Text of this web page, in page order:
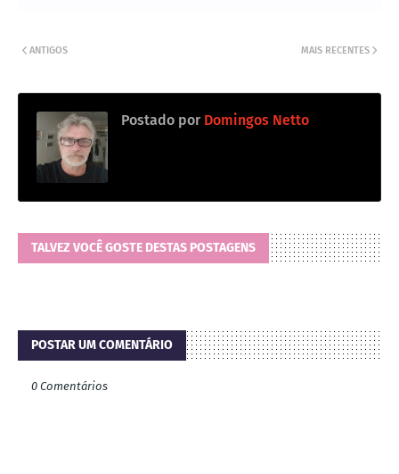
MAIS RECENTES
ANTIGOS
Postado por Domingos Netto
TALVEZ VOCÊ GOSTE DESTAS POSTAGENS
POSTAR UM COMENTÁRIO
0 Comentários